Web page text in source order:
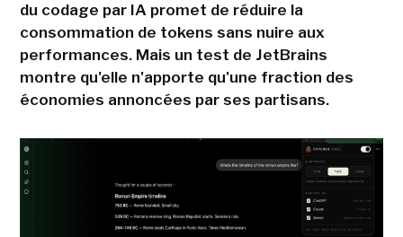
du codage par IA promet de réduire la
consommation de tokens sans nuire aux
performances. Mais un test de JetBrains
montre qu'elle n'apporte qu'une fraction des
économies annoncées par ses partisans.